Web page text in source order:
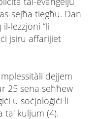
sejħa tiegħu. Dan
lezzjoni “li
jsiru affarijiet
dejjem
25 sena seħħew
u soċjoloġiċi li
ta' kuljum (4).